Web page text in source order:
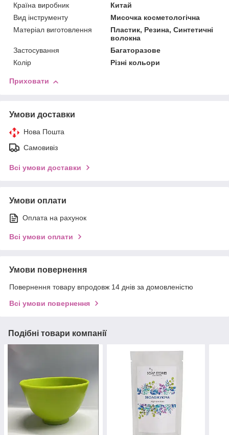
Країна виробник
Китай
Вид інструменту
Мисочка косметологічна
Матеріал виготовлення
Пластик, Резина, Синтетичні
волокна
Застосування
Багаторазове
Колір
Різні кольори
Приховати
Умови доставки
Нова Пошта
Самовивіз
Всі умови доставки
Умови оплати
Оплата на рахунок
Всі умови оплати
Умови повернення
Повернення товару впродовж 14 днів за домовленістю
Всі умови повернення
Подібні товари компанії